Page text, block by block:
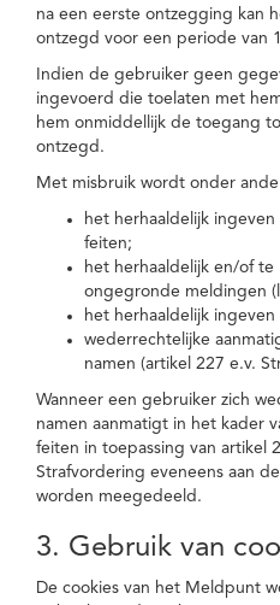
na een eerste ontzegging kan
ontzegd voor een periode van
Indien de gebruiker geen
ingevoerd die toelaten met
hem onmiddellijk de toegang
ontzegd.
Met misbruik wordt onder
het herhaaldelijk
feiten;
het herhaaldelijk en/of
ongegronde meldingen
het herhaaldelijk
wederrechtelijke
namen (artikel 227 e.v.
Wanneer een gebruiker zich
namen aanmatigt in het kader
feiten in toepassing van artikel
Strafvordering eveneens aan
worden meegedeeld.
3. Gebruik van
De cookies van het Meldpunt